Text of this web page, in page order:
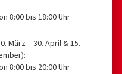
8:00 bis 18:00 Uhr
März – 30. April & 15.
8:00 bis 20:00 Uhr